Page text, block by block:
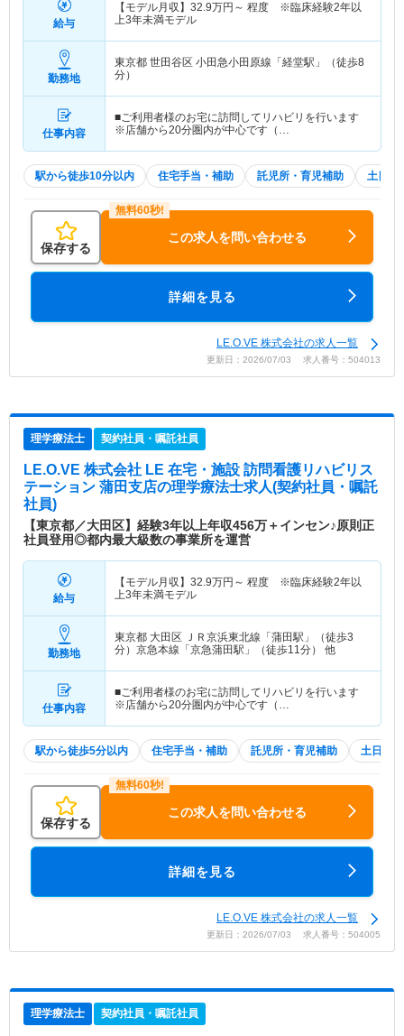
給与
【モデル月収】 32.9万円～ 程度 ※臨床経験2年以
上3年未満モデル
勤務地
東京都 世田谷区 小田急小田原線「経堂駅」（徒歩8
分）
仕事内容
■ご利用者様のお宅に訪問してリハビリを行います
※店舗から20分圏内が中心です（…
駅から徒歩10分以内 住宅手当・補助 託児所・育児補助 土日祝
保存する
この求人を問い合わせる
詳細を見る
LE.O.VE 株式会社の求人一覧
更新日：2026/07/03 求人番号：504013
理学療法士 契約社員・嘱託社員
LE.O.VE 株式会社 LE 在宅・施設 訪問看護リハビリス
テーション 蒲田支店の理学療法士求人(契約社員・嘱託
社員)
【東京都／大田区】経験3年以上年収456万＋インセン♪原則正
社員登用◎都内最大級数の事業所を運営
給与
【モデル月収】 32.9万円～ 程度 ※臨床経験2年以
上3年未満モデル
勤務地
東京都 大田区 ＪＲ京浜東北線「蒲田駅」（徒歩3
分）京急本線「京急蒲田駅」（徒歩11分） 他
仕事内容
■ご利用者様のお宅に訪問してリハビリを行います
※店舗から20分圏内が中心です（…
駅から徒歩5分以内 住宅手当・補助 託児所・育児補助 土日祝休
保存する
この求人を問い合わせる
詳細を見る
LE.O.VE 株式会社の求人一覧
更新日：2026/07/03 求人番号：504005
理学療法士 契約社員・嘱託社員